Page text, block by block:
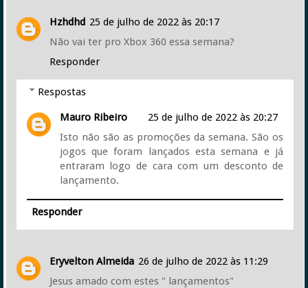
Hzhdhd 25 de julho de 2022 às 20:17
Não vai ter pro Xbox 360 essa semana?
Responder
Respostas
Mauro Ribeiro
25 de julho de 2022 às 20:27
Isto não são as promoções da semana. São os
jogos que foram lançados esta semana e já
entraram logo de cara com um desconto de
lançamento.
Responder
Eryvelton Almeida 26 de julho de 2022 às 11:29
Jesus amado com estes " lançamentos"